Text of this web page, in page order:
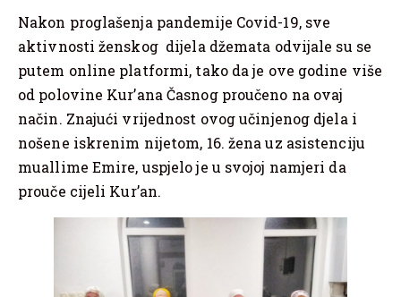
Nakon proglašenja pandemije Covid-19, sve
aktivnosti ženskog dijela džemata odvijale su se
putem online platformi, tako da je ove godine više
od polovine Kur’ana Časnog proučeno na ovaj
način. Znajući vrijednost ovog učinjenog djela i
nošene iskrenim nijetom, 16. žena uz asistenciju
muallime Emire, uspjelo je u svojoj namjeri da
prouče cijeli Kur’an.